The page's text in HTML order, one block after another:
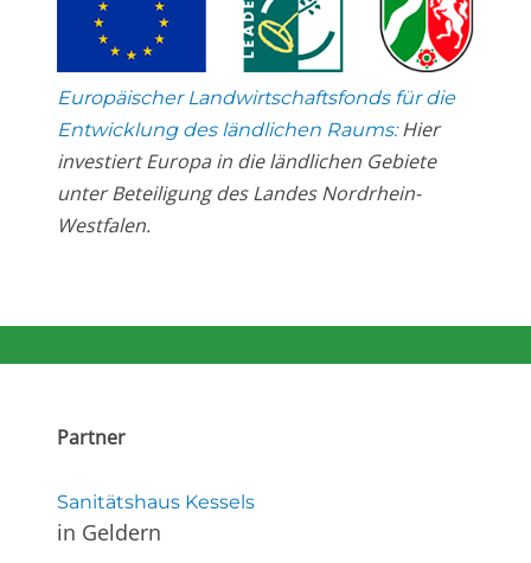
Europäischer Landwirtschaftsfonds für die
Entwicklung des ländlichen Raums:Hier
investiert Europa in die ländlichen Gebiete
unter Beteiligung des Landes Nordrhein-
Westfalen.
Partner
Sanitätshaus Kessels
in Geldern